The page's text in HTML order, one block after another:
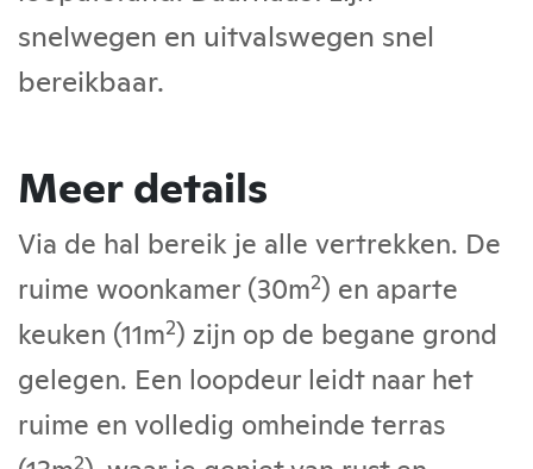
snelwegen en uitvalswegen snel
bereikbaar.
Meer details
Via de hal bereik je alle vertrekken. De
ruime woonkamer (30m2) en aparte
keuken (11m2) zijn op de begane grond
gelegen. Een loopdeur leidt naar het
ruime en volledig omheinde terras
2